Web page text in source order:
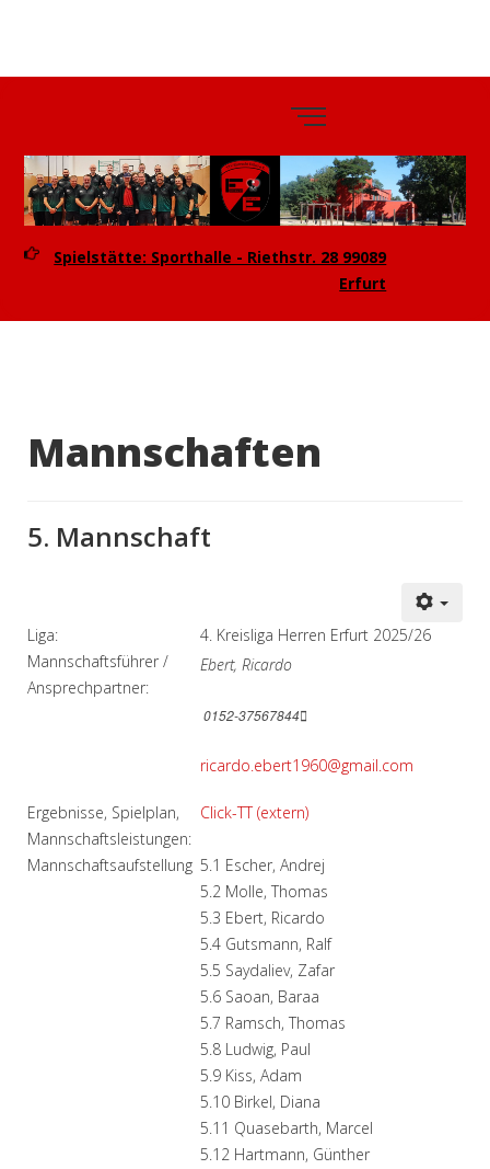
Spielstätte: Sporthalle - Riethstr. 28 99089
Erfurt
Mannschaften
5. Mannschaft
Liga:
4. Kreisliga Herren Erfurt 2025/26
Mannschaftsführer /
Ansprechpartner:
Ebert, Ricardo
0152-37567844
ricardo.ebert1960@gmail.com
Ergebnisse, Spielplan,
Mannschaftsleistungen:
Click-TT (extern)
Mannschaftsaufstellung 5.1 Escher, Andrej
5.2 Molle, Thomas
5.3 Ebert, Ricardo
5.4 Gutsmann, Ralf
5.5 Saydaliev, Zafar
5.6 Saoan, Baraa
5.7 Ramsch, Thomas
5.8 Ludwig, Paul
5.9 Kiss, Adam
5.10 Birkel, Diana
5.11 Quasebarth, Marcel
5.12 Hartmann, Günther